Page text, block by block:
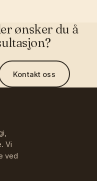
ønsker du å
Kontakt oss
Vi
ved